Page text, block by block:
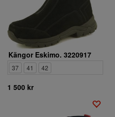
Kängor Eskimo. 3220917
37 41 42
1 500 kr